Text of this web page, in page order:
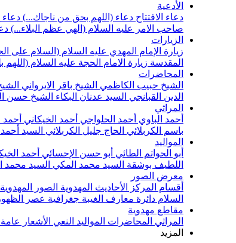
الأدعية
دعاء الافتتاح دعاء (اللهم بحق من ناجاك...)
صاحب الامر عليه السلام (الهي عظم البلاء...)
الزيارات
زيارة الإمام المهدي عليه السلام (السلام على
المقدسة زيارة الامام الحجة عليه السلام
المحاضرات
الشيخ حبيب الكاظمي الشيخ باقر الايرواني
الدين القبانجي السيد عدنان البكاء الشيخ حسن
المراثي
أحمد الباوي أحمد الحلواجي أحمد الخيكاني
باسم الكربلائي الحاج جليل الكربلائي السيد
المواليد
أبو الحواتم الطائي أبو حسن الإحسائي أحمد
اللطيف بوشقة السيد محمد المكي السيد محمد
معرض الصور
أقسام المركز
الأحاديث المهدوية الصور المهدوية
السلام دائرة معارف الغيبة جغرافية عصر
مقاطع مهدوية
المراثي المحاضرات المواليد النعي الأشعار عامة
المزيد